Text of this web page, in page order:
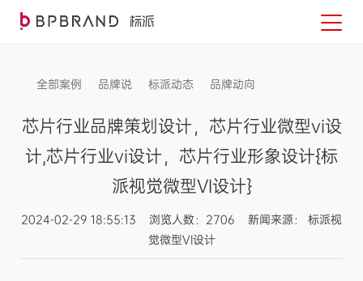
全部案例 品牌说 标派动态 品牌动向
芯片行业品牌策划设计，芯片行业微型vi设
计,芯片行业vi设计，芯片行业形象设计{标
派视觉微型VI设计}
2024-02-29 18:55:13 浏览人数：2706 新闻来源： 标派视
觉微型VI设计